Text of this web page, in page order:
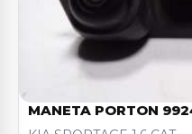
MANETA PORTON